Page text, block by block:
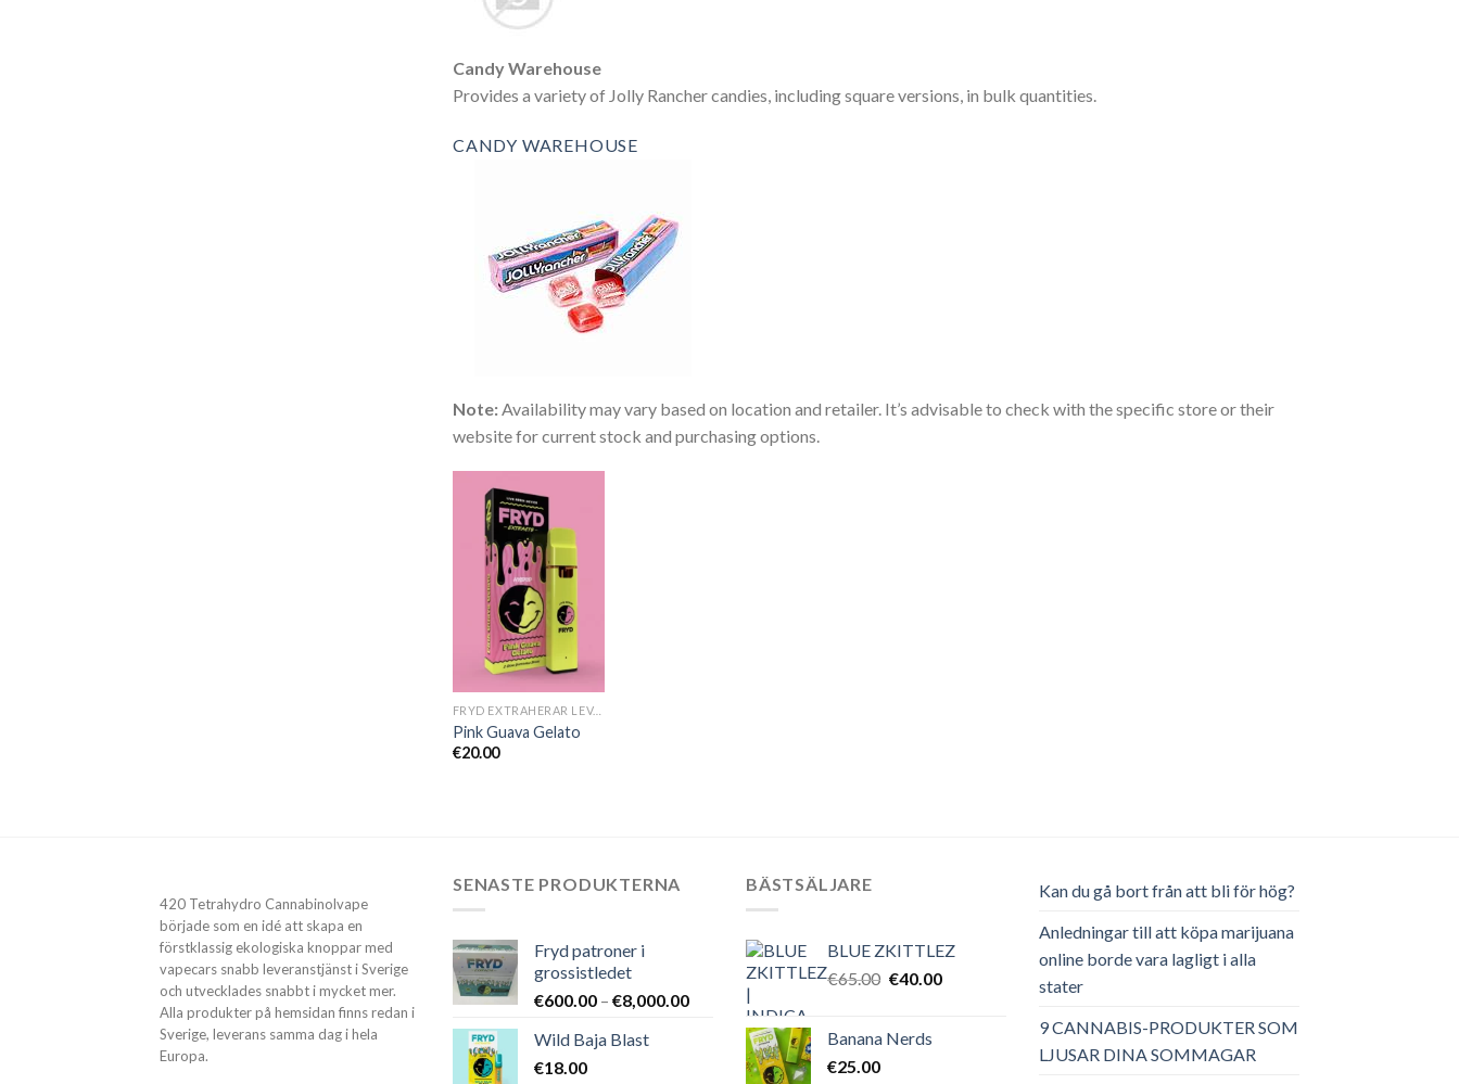
Candy Warehouse
Provides a variety of Jolly Rancher candies, including square versions, in bulk quantities.
CANDY WAREHOUSE
Note: Availability may vary based on location and retailer. It’s advisable to check with the specific store or their
website for current stock and purchasing options.
FRYD EXTRAHERAR LEVANDE HARTS TILL SALU
Pink Guava Gelato
€20.00
420 Tetrahydro Cannabinolvape
började som en idé att skapa en
förstklassig ekologiska knoppar med
vapecars snabb leveranstjänst i Sverige
och utvecklades snabbt i mycket mer.
Alla produkter på hemsidan finns redan i
Sverige, leverans samma dag i hela
Europa.
SENASTE PRODUKTERNA
Fryd patroner i
grossistledet
€600.00 – €8,000.00Prisintervall:
€600.00
€8,000.00
Wild Baja Blast
€18.00
BÄSTSÄLJARE
BLUE ZKITTLEZ
€65.00 Det
var:
€40.00Det
Banana Nerds
€25.00
Kan du gå bort från att bli för hög?
Anledningar till att köpa marijuana
online borde vara lagligt i alla
stater
9 CANNABIS-PRODUKTER SOM
LJUSAR DINA SOMMAGAR